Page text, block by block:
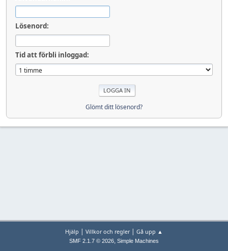
Lösenord:
Tid att förbli inloggad:
Glömt ditt lösenord?
Hjälp | Villkor och regler| Gå upp ▲
SMF 2.1.7 © 2026, Simple Machines